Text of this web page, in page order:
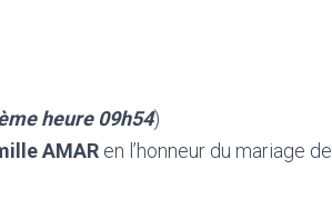
heure 09h54)
AMAR en l’honneur du mariage de